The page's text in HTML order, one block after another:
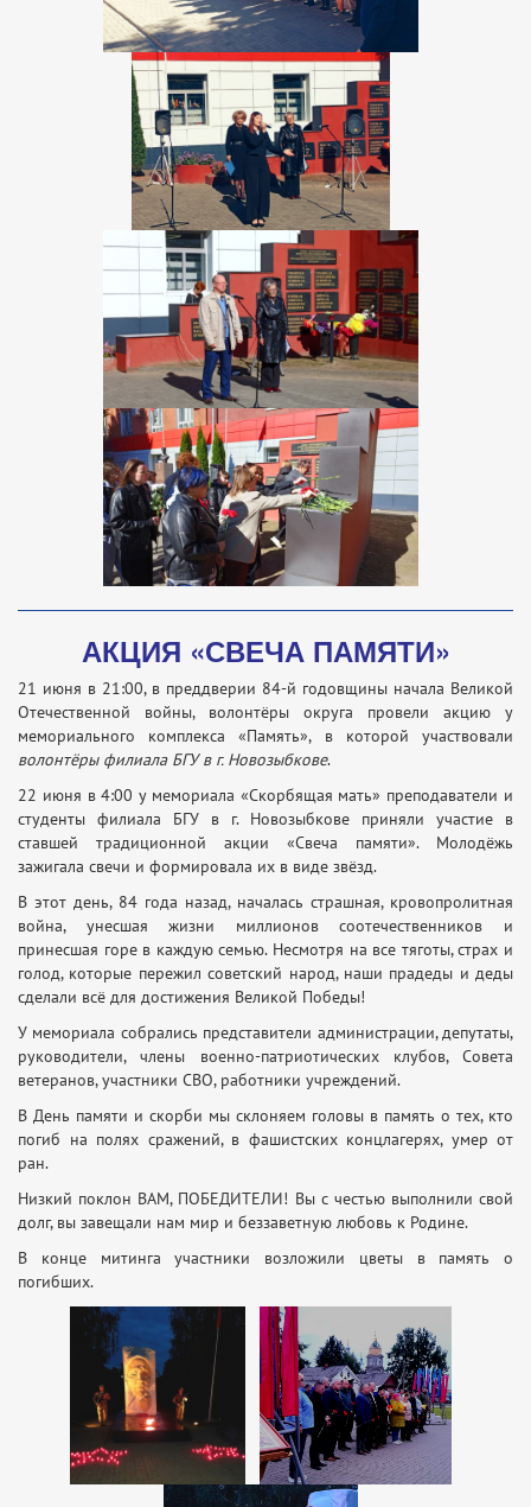
АКЦИЯ «СВЕЧА ПАМЯТИ»
21 июня в 21:00, в преддверии 84-й годовщины начала Великой
Отечественной войны, волонтёры округа провели акцию у
мемориального комплекса «Память», в которой участвовали
волонтёры филиала БГУ в г. Новозыбкове.
22 июня в 4:00 у мемориала «Скорбящая мать» преподаватели и
студенты филиала БГУ в г. Новозыбкове приняли участие в
ставшей традиционной акции «Свеча памяти». Молодёжь
зажигала свечи и формировала их в виде звёзд.
В этот день, 84 года назад, началась страшная, кровопролитная
война, унесшая жизни миллионов соотечественников и
принесшая горе в каждую семью. Несмотря на все тяготы, страх и
голод, которые пережил советский народ, наши прадеды и деды
сделали всё для достижения Великой Победы!
У мемориала собрались представители администрации, депутаты,
руководители, члены военно-патриотических клубов, Совета
ветеранов, участники СВО, работники учреждений.
В День памяти и скорби мы склоняем головы в память о тех, кто
погиб на полях сражений, в фашистских концлагерях, умер от
ран.
Низкий поклон ВАМ, ПОБЕДИТЕЛИ! Вы с честью выполнили свой
долг, вы завещали нам мир и беззаветную любовь к Родине.
В конце митинга участники возложили цветы в память о
погибших.